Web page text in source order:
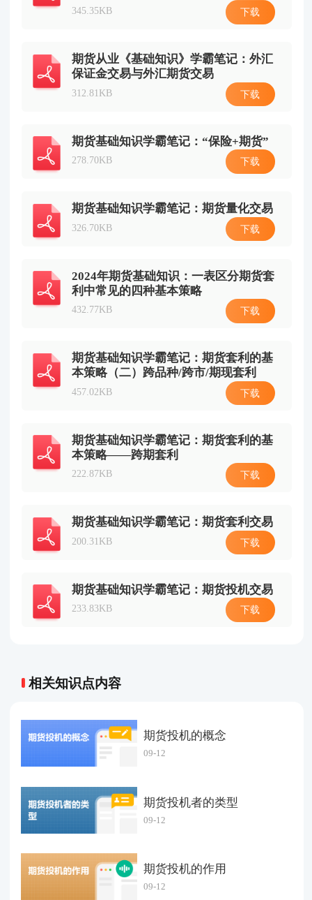
345.35KB 下载
期货从业《基础知识》学霸笔记：外汇
保证金交易与外汇期货交易
312.81KB 下载
期货基础知识学霸笔记：“保险+期货”
278.70KB 下载
期货基础知识学霸笔记：期货量化交易
326.70KB 下载
2024年期货基础知识：一表区分期货套
利中常见的四种基本策略
432.77KB 下载
期货基础知识学霸笔记：期货套利的基
本策略（二）跨品种/跨市/期现套利
457.02KB 下载
期货基础知识学霸笔记：期货套利的基
本策略——跨期套利
222.87KB 下载
期货基础知识学霸笔记：期货套利交易
200.31KB 下载
期货基础知识学霸笔记：期货投机交易
233.83KB 下载
相关知识点内容
期货投机的概念
09-12
期货投机者的类型
09-12
期货投机的作用
09-12